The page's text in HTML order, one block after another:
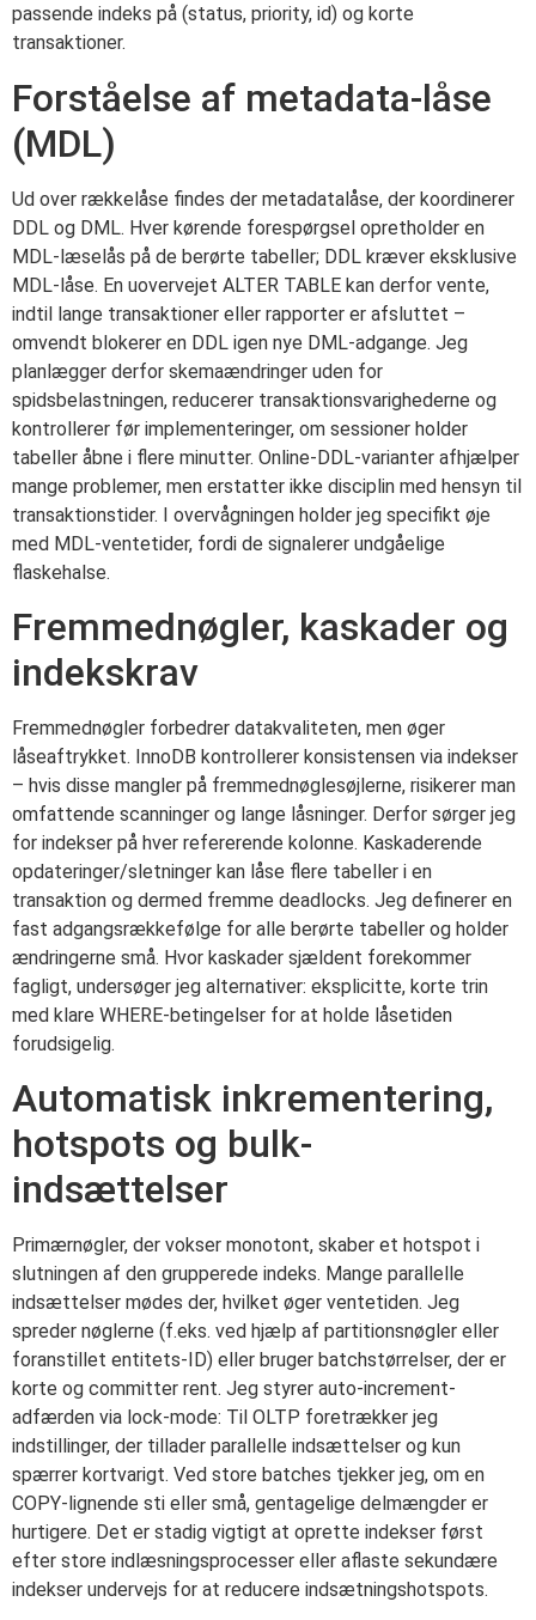
passende indeks på (status, priority, id) og korte
transaktioner.
Forståelse af metadata-låse
(MDL)
Ud over rækkelåse findes der metadatalåse, der koordinerer
DDL og DML. Hver kørende forespørgsel opretholder en
MDL-læselås på de berørte tabeller; DDL kræver eksklusive
MDL-låse. En uovervejet ALTER TABLE kan derfor vente,
indtil lange transaktioner eller rapporter er afsluttet –
omvendt blokerer en DDL igen nye DML-adgange. Jeg
planlægger derfor skemaændringer uden for
spidsbelastningen, reducerer transaktionsvarighederne og
kontrollerer før implementeringer, om sessioner holder
tabeller åbne i flere minutter. Online-DDL-varianter afhjælper
mange problemer, men erstatter ikke disciplin med hensyn til
transaktionstider. I overvågningen holder jeg specifikt øje
med MDL-ventetider, fordi de signalerer undgåelige
flaskehalse.
Fremmednøgler, kaskader og
indekskrav
Fremmednøgler forbedrer datakvaliteten, men øger
låseaftrykket. InnoDB kontrollerer konsistensen via indekser
– hvis disse mangler på fremmednøglesøjlerne, risikerer man
omfattende scanninger og lange låsninger. Derfor sørger jeg
for indekser på hver refererende kolonne. Kaskaderende
opdateringer/sletninger kan låse flere tabeller i en
transaktion og dermed fremme deadlocks. Jeg definerer en
fast adgangsrækkefølge for alle berørte tabeller og holder
ændringerne små. Hvor kaskader sjældent forekommer
fagligt, undersøger jeg alternativer: eksplicitte, korte trin
med klare WHERE-betingelser for at holde låsetiden
forudsigelig.
Automatisk inkrementering,
hotspots og bulk-
indsættelser
Primærnøgler, der vokser monotont, skaber et hotspot i
slutningen af den grupperede indeks. Mange parallelle
indsættelser mødes der, hvilket øger ventetiden. Jeg
spreder nøglerne (f.eks. ved hjælp af partitionsnøgler eller
foranstillet entitets-ID) eller bruger batchstørrelser, der er
korte og committer rent. Jeg styrer auto-increment-
adfærden via lock-mode: Til OLTP foretrækker jeg
indstillinger, der tillader parallelle indsættelser og kun
spærrer kortvarigt. Ved store batches tjekker jeg, om en
COPY-lignende sti eller små, gentagelige delmængder er
hurtigere. Det er stadig vigtigt at oprette indekser først
efter store indlæsningsprocesser eller aflaste sekundære
indekser undervejs for at reducere indsætningshotspots.